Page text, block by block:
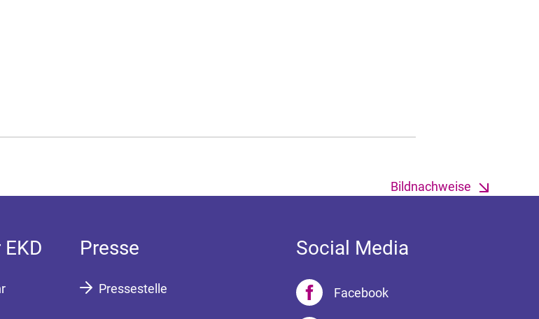
Bildnachweise
Presse
Pressestelle
Social Media
Facebook